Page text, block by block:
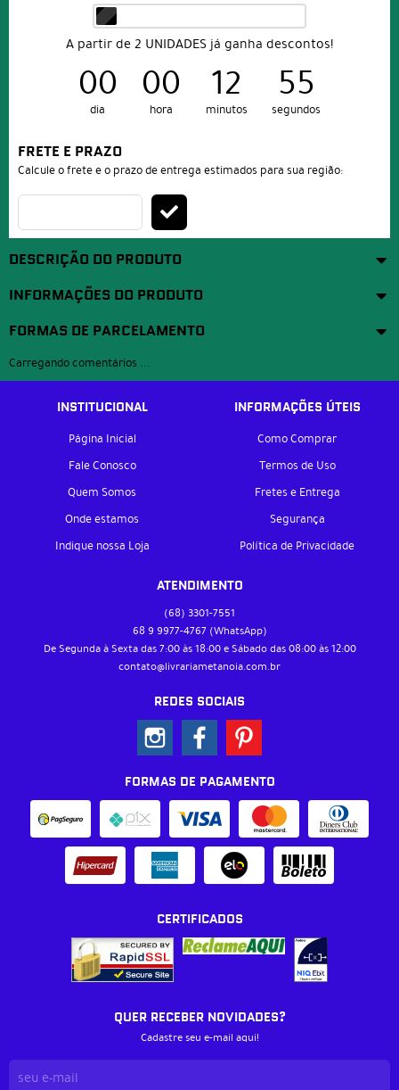
A partir de 2 UNIDADES já ganha descontos!
00
dia
00
hora
12
minutos
55
segundos
FRETE E PRAZO
Calcule o frete e o prazo de entrega estimados para sua região:
DESCRIÇÃO DO PRODUTO
INFORMAÇÕES DO PRODUTO
FORMAS DE PARCELAMENTO
Carregando comentários ...
INSTITUCIONAL
Página Inicial
Fale Conosco
Quem Somos
Onde estamos
Indique nossa Loja
INFORMAÇÕES ÚTEIS
Como Comprar
Termos de Uso
Fretes e Entrega
Segurança
Política de Privacidade
ATENDIMENTO
(68) 3301-7551
68 9 9977-4767 (WhatsApp)
De Segunda à Sexta das 7:00 às 18:00 e Sábado das 08:00 às 12:00
contato@livrariametanoia.com.br
REDES SOCIAIS
FORMAS DE PAGAMENTO
CERTIFICADOS
QUER RECEBER NOVIDADES?
Cadastre seu e-mail aqui!